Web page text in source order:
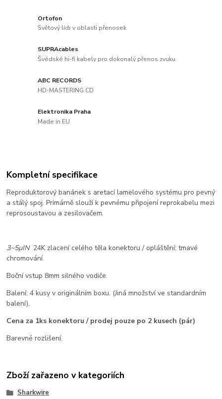
Ortofon
Světový lídr v oblasti přenosek
SUPRAcables
Švédské hi-fi kabely pro dokonalý přenos zvuku
ABC RECORDS
HD-MASTERING CD
Elektronika Praha
Made in EU
Kompletní specifikace
Reproduktorový banánek s aretací lamelového systému pro pevný
a stálý spoj. Primárně slouží k pevnému připojení reprokabelu mezi
reprosoustavou a zesilovačem.
3~5µIN 24K zlacení celého těla konektoru / opláštění: tmavé
chromování.
Boční vstup 8mm silného vodiče.
Balení: 4 kusy v originálním boxu. (Jiná množství ve standardním
balení).
Cena za 1ks konektoru / prodej pouze po 2 kusech (pár)
Barevné rozlišení.
Zboží zařazeno v kategoriích
Sharkwire